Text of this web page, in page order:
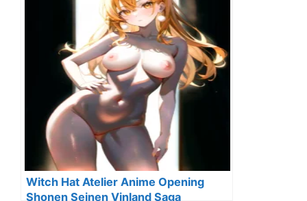
Witch Hat Atelier Anime Opening
Shonen Seinen Vinland Saga